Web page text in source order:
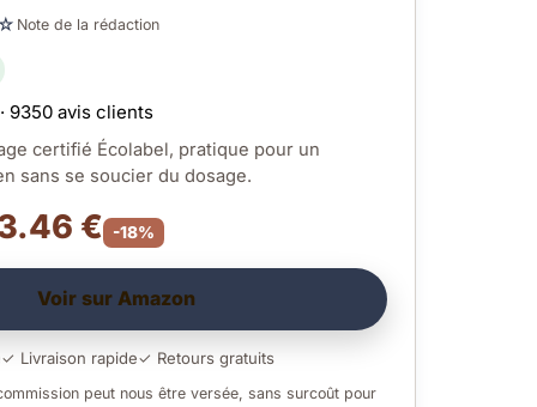
Note de la rédaction
9350 avis clients
certifié Écolabel, pratique pour un
sans se soucier du dosage.
€ -18%
Voir sur Amazon
✓ Livraison rapide✓ Retours gratuits
peut nous être versée, sans surcoût pour